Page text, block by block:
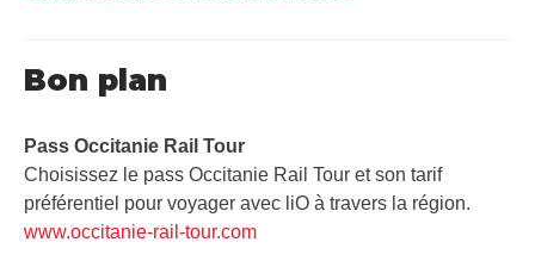
Bon plan
Pass Occitanie Rail Tour​
Choisissez le pass Occitanie Rail Tour et son tarif
préférentiel pour voyager avec liO à travers la région.
www.occitanie-rail-tour.com